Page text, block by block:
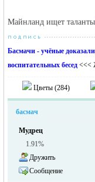
Майнланд ищет
Басмачи - учёные
воспитательных бесед <<<
Цветы (284)
басмач
Мудрец
1.91%
Дружить
Сообщение